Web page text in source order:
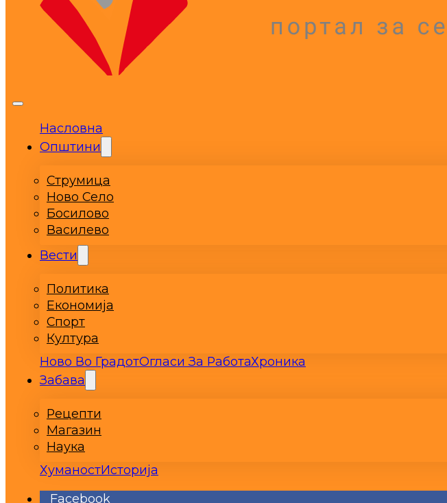
Насловна
Општини
Струмица
Ново Село
Босилово
Василево
Вести
Политика
Економија
Спорт
Култура
Ново Во ГрадотОгласи За РаботаХроника
Забава
Рецепти
Магазин
Наука
ХуманостИсторија
Facebook